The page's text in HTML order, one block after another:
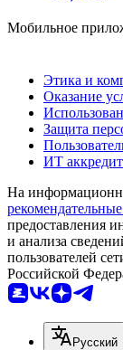
Мобильное
Этика и
Оказание
Защита
ИТ
На
предоставления
и анализа
пользователей
Российской
Русский